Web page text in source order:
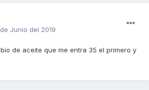
Junio del 2019
de aceite que me entra 35 el primero y